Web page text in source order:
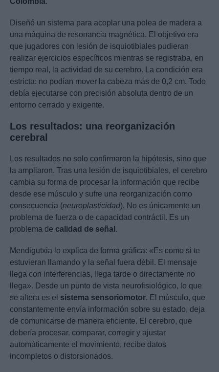
Diseñó un sistema para acoplar una polea de madera a
una máquina de resonancia magnética. El objetivo era
que jugadores con lesión de isquiotibiales pudieran
realizar ejercicios específicos mientras se registraba, en
tiempo real, la actividad de su cerebro. La condición era
estricta: no podían mover la cabeza más de 0,2 cm. Todo
debía ejecutarse con precisión absoluta dentro de un
entorno cerrado y exigente.
Los resultados: una reorganización
cerebral
Los resultados no solo confirmaron la hipótesis, sino que
la ampliaron. Tras una lesión de isquiotibiales, el cerebro
cambia su forma de procesar la información que recibe
desde ese músculo y sufre una reorganización como
consecuencia (neuroplasticidad). No es únicamente un
problema de fuerza o de capacidad contráctil. Es un
problema de calidad de señal .
Mendigutxia lo explica de forma gráfica: «Es como si te
estuvieran llamando y la señal fuera débil. El mensaje
llega con interferencias, llega tarde o directamente no
llega». Desde un punto de vista neurofisiológico, lo que
se altera es el sistema sensoriomotor. El músculo, que
constantemente envía información sobre su estado, deja
de comunicarse de manera eficiente. El cerebro, que
debería procesar, comparar, corregir y ajustar
automáticamente el movimiento, recibe datos
incompletos o distorsionados.